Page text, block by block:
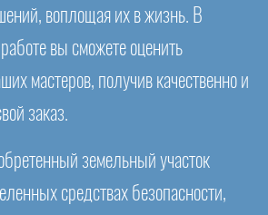
воплощая их в жизнь. В
вы сможете оценить
мастеров, получив качественно и
заказ.
земельный участок
средствах безопасности,